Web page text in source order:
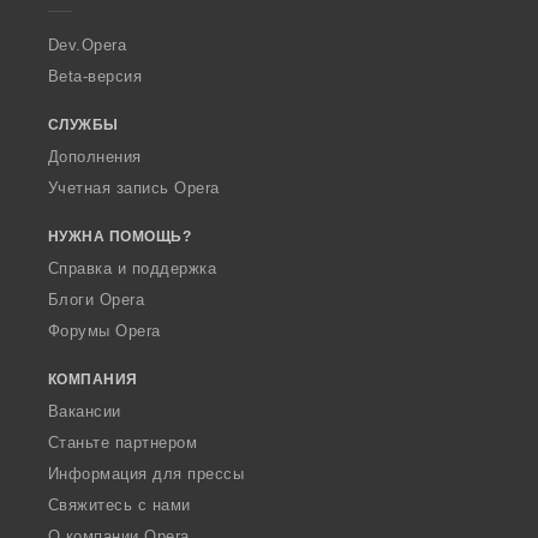
a
Dev.Opera
Beta-версия
СЛУЖБЫ
Дополнения
Учетная запись Opera
НУЖНА ПОМОЩЬ?
Справка и поддержка
Блоги Opera
Форумы Opera
КОМПАНИЯ
Вакансии
Станьте партнером
Информация для прессы
Свяжитесь с нами